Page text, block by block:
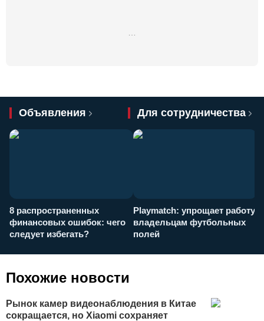
Объявления Для сотрудничества
8 распространенных
финансовых ошибок: чего
следует избегать?
Playmatch: упрощает работу
владельцам футбольных
полей
Похожие новости
Рынок камер видеонаблюдения в Китае
сокращается, но Xiaomi сохраняет